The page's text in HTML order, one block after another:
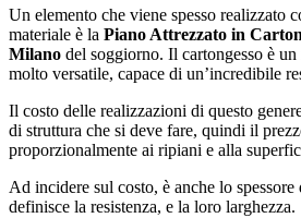
Un elemento che viene spesso realizzato
materiale è la Piano Attrezzato in
Milano del soggiorno. Il cartongesso è
molto versatile, capace di un’incredibile
Il costo delle realizzazioni di questo
di struttura che si deve fare, quindi il
proporzionalmente ai ripiani e alla
Ad incidere sul costo, è anche lo spessore
definisce la resistenza, e la loro larghezza.